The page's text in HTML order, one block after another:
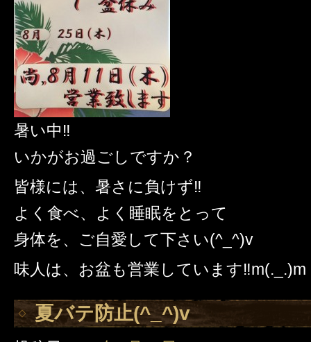
暑い中‼️
いかがお過ごしですか？
皆様には、暑さに負けず‼️
よく食べ、よく睡眠をとって
身体を、ご自愛して下さい(^_^)v
味人は、お盆も営業しています‼️m(._.)m
夏バテ防止(^_^)v